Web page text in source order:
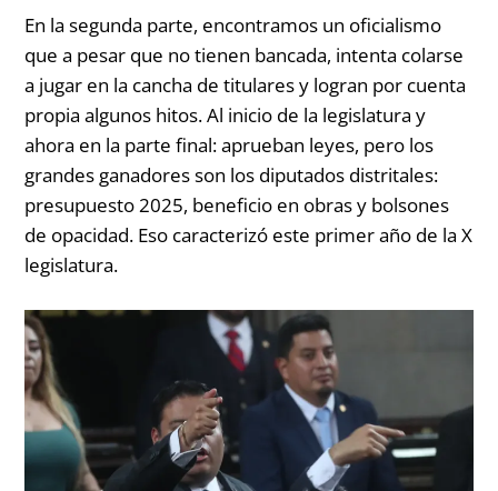
En la segunda parte, encontramos un oficialismo
que a pesar que no tienen bancada, intenta colarse
a jugar en la cancha de titulares y logran por cuenta
propia algunos hitos. Al inicio de la legislatura y
ahora en la parte final: aprueban leyes, pero los
grandes ganadores son los diputados distritales:
presupuesto 2025, beneficio en obras y bolsones
de opacidad. Eso caracterizó este primer año de la X
legislatura.